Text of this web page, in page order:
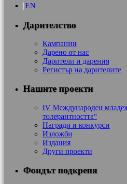
EN
Дарителство
Кампании
Дарено от нас
Дарители и дарения
Регистър на дарителите
Нашите проекти
IV Международен
толерантността“
Награди и конкурси
Изложби
Издания
Други проекти
Фондът подкрепя